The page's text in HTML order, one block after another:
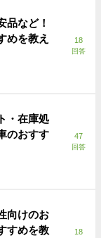
品など！
めを教え
18
回答
・在庫処
のおすす
47
回答
向けのお
すめを教
18